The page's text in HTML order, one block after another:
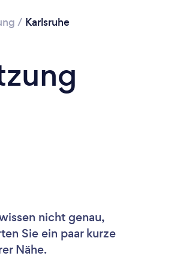
/ Karlsruhe
nicht genau,
Sie ein paar kurze
Nähe.